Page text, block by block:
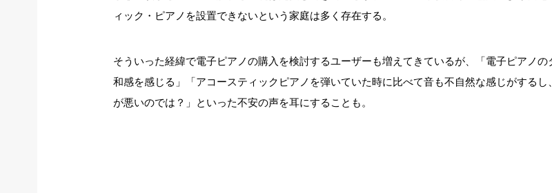
ィック・ピアノを設置できないという家庭は多く存在する。
そういった経緯で電子ピアノの購入を検討するユーザーも増えてきているが、「電子ピアノの
和感を感じる」「アコースティックピアノを弾いていた時に比べて音も不自然な感じがするし
が悪いのでは？」といった不安の声を耳にすることも。